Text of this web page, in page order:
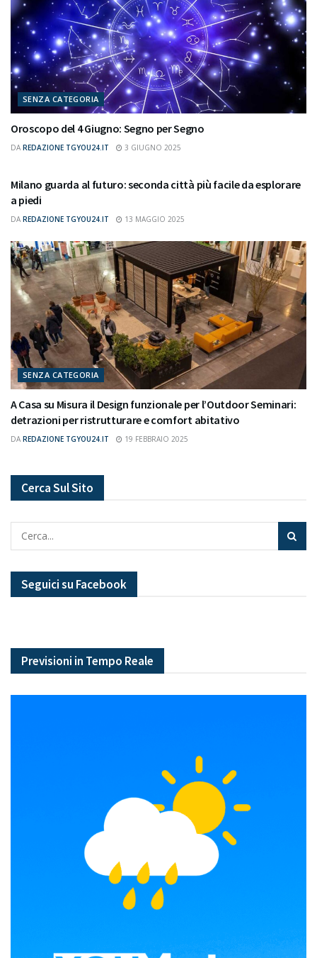
SENZA CATEGORIA
Oroscopo del 4 Giugno: Segno per Segno
DA REDAZIONE TGYOU24.IT 3 GIUGNO 2025
Milano guarda al futuro: seconda città più facile da esplorare
a piedi
DA REDAZIONE TGYOU24.IT 13 MAGGIO 2025
SENZA CATEGORIA
A Casa su Misura il Design funzionale per l’Outdoor Seminari:
detrazioni per ristrutturare e comfort abitativo
DA REDAZIONE TGYOU24.IT 19 FEBBRAIO 2025
Cerca Sul Sito
Seguici su Facebook
Previsioni in Tempo Reale